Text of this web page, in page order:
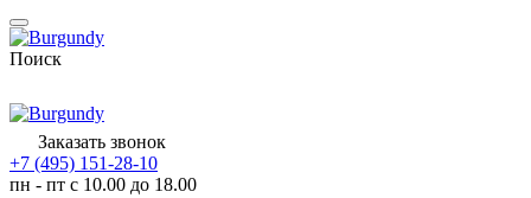
Поиск
Заказать звонок
+7 (495) 151-28-10
пн - пт с 10.00 до 18.00